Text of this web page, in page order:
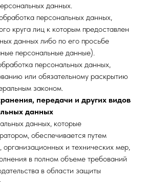
данных.
персональных данных,
круга лиц к которым предоставлен
данных либо по его просьбе
персональные данные).
персональных данных,
или обязательному раскрытию
законом.
передачи и других видов
данных
данных, которые
обеспечивается путем
организационных и технических мер,
в полном объеме требований
в области защиты